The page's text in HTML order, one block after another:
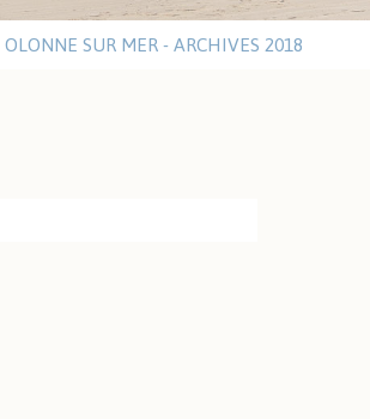
OLONNE SUR MER - ARCHIVES 2018